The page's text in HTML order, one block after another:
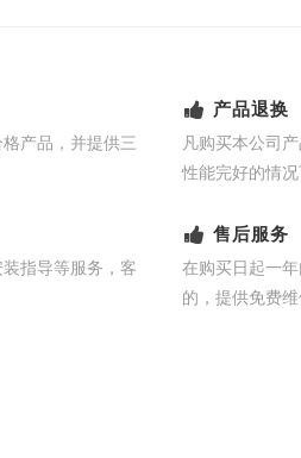
产品，并提供三
产品退换
凡购买本公司
性能完好的情
指导等服务，客
售后服务
在购买日起一
的，提供免费维